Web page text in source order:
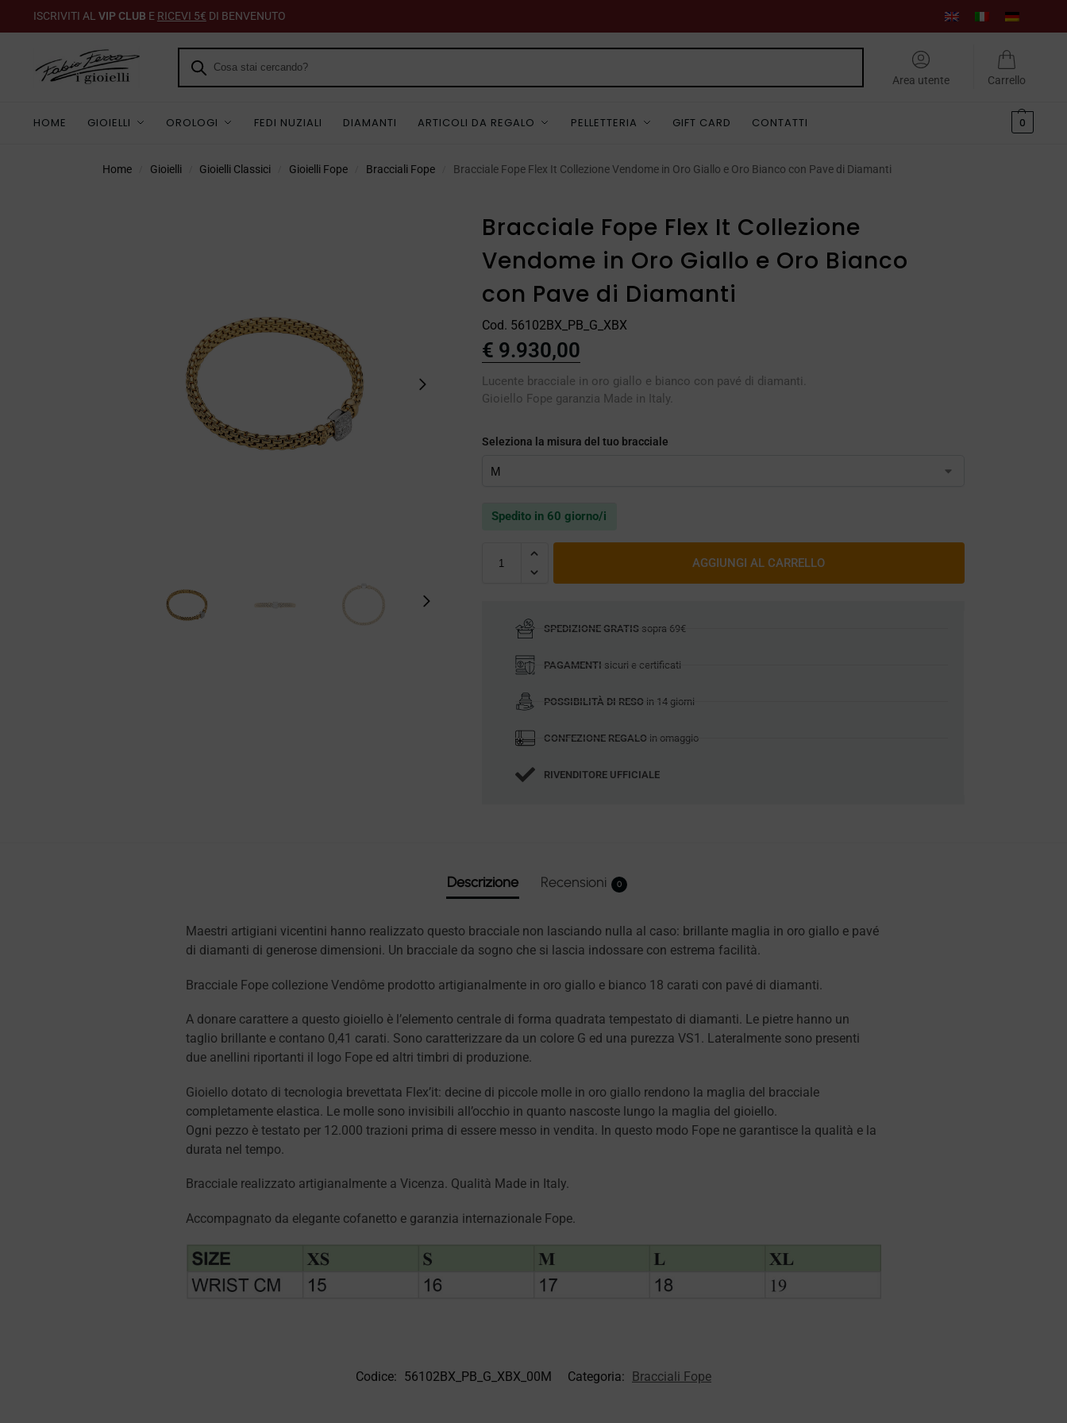
ISCRIVITI AL VIP CLUB E RICEVI 5€ DI BENVENUTO
Area utente Carrello
HOME GIOIELLI OROLOGI FEDI NUZIALI DIAMANTI ARTICOLI DA REGALO PELLETTERIA GIFT CARD CONTATTI 0
Home Gioielli Gioielli Classici Gioielli Fope Bracciali Fope Bracciale Fope Flex It Collezione Vendome in Oro Giallo e Oro Bianco con Pave di Diamanti
Bracciale Fope Flex It Collezione
Vendome in Oro Giallo e Oro Bianco
con Pave di Diamanti
Cod. 56102BX_PB_G_XBX
€ 9.930,00
Lucente bracciale in oro giallo e bianco con pavé di diamanti.
Gioiello Fope garanzia Made in Italy.
Seleziona la misura del tuo bracciale
Spedito in 60 giorno/i
AGGIUNGI AL CARRELLO
SPEDIZIONE GRATIS sopra 69€
PAGAMENTI sicuri e certificati
POSSIBILITÀ DI RESO in 14 giorni
CONFEZIONE REGALO in omaggio
RIVENDITORE UFFICIALE
Descrizione Recensioni 0
Maestri artigiani vicentini hanno realizzato questo bracciale non lasciando nulla al caso: brillante maglia in oro giallo e pavé
di diamanti di generose dimensioni. Un bracciale da sogno che si lascia indossare con estrema facilità.
Bracciale Fope collezione Vendôme prodotto artigianalmente in oro giallo e bianco 18 carati con pavé di diamanti.
A donare carattere a questo gioiello è l’elemento centrale di forma quadrata tempestato di diamanti. Le pietre hanno un
taglio brillante e contano 0,41 carati. Sono caratterizzare da un colore G ed una purezza VS1. Lateralmente sono presenti
due anellini riportanti il logo Fope ed altri timbri di produzione.
Gioiello dotato di tecnologia brevettata Flex’it: decine di piccole molle in oro giallo rendono la maglia del bracciale
completamente elastica. Le molle sono invisibili all’occhio in quanto nascoste lungo la maglia del gioiello.
Ogni pezzo è testato per 12.000 trazioni prima di essere messo in vendita. In questo modo Fope ne garantisce la qualità e la
durata nel tempo.
Bracciale realizzato artigianalmente a Vicenza. Qualità Made in Italy.
Accompagnato da elegante cofanetto e garanzia internazionale Fope.
Codice: 56102BX_PB_G_XBX_00M Categoria: Bracciali Fope